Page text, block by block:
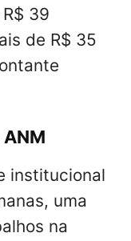
39
de R$ 35
institucional
uma
na